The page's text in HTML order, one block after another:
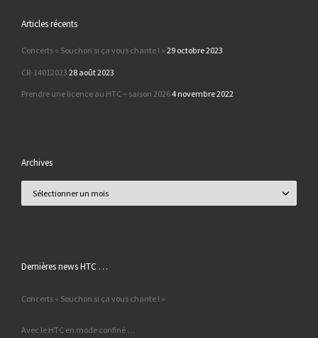
Articles récents
Concerts « Souchon si ça vous chante ! » 29 octobre 2023
CR-14012023 28 août 2023
Prendre une licence au HTC – saison 20264 novembre 2022
Archives
Dernières news HTC …
Concerts « Souchon si ça vous chante ! »
Avec le HTC en mode confiné …